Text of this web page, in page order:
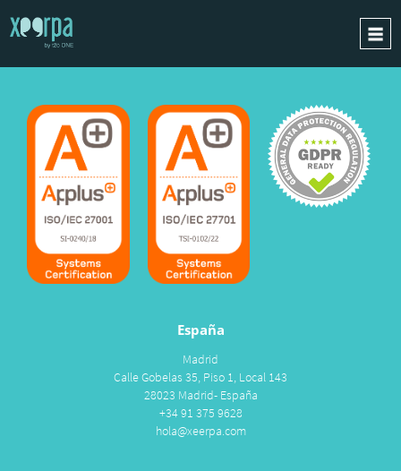
¿CÓMO FUNCIONA?
INTEGRACIONES
CASOS DE ÉXITO
RGPD
BLOG
CONTACTO
España
Madrid
Calle Gobelas 35, Piso 1, Local 143
28023 Madrid- España
+34 91 375 9628
hola@xeerpa.com